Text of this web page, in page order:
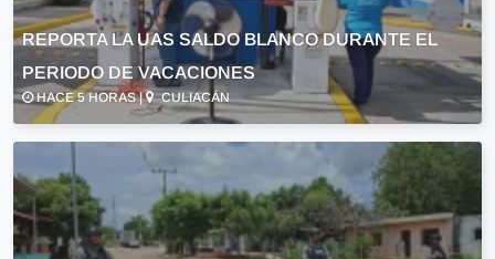
REPORTA LA UAS SALDO BLANCO DURANTE EL
PERIODO DE VACACIONES
HACE 5 HORAS | CULIACÁN